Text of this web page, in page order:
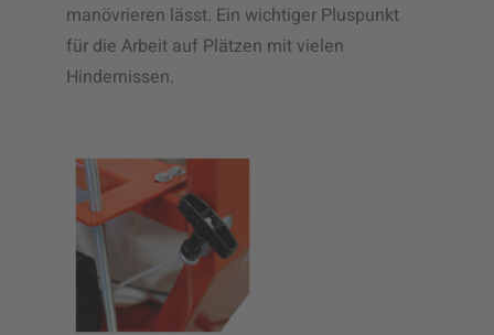
manövrieren lässt. Ein wichtiger Pluspunkt
für die Arbeit auf Plätzen mit vielen
Hindernissen.